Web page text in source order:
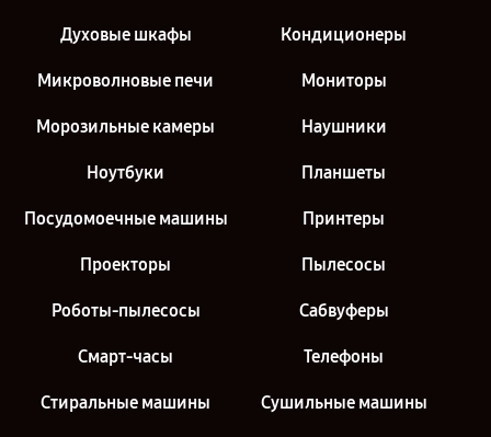
Духовые шкафы Кондиционеры
Микроволновые печи Мониторы
Морозильные камеры Наушники
Ноутбуки Планшеты
Посудомоечные машины Принтеры
Проекторы Пылесосы
Роботы-пылесосы Сабвуферы
Смарт-часы Телефоны
Стиральные машины Сушильные машины